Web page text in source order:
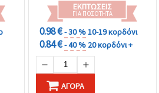
ΕΚΠΤΏΣΕΙΣ
ΓΙΑ ΠΟΣΌΤΗΤΑ
0.98 €- 30 %10-19 κορδόνι
0.84 €- 40 % 20 κορδόνι +
ΑΓΟΡΆ